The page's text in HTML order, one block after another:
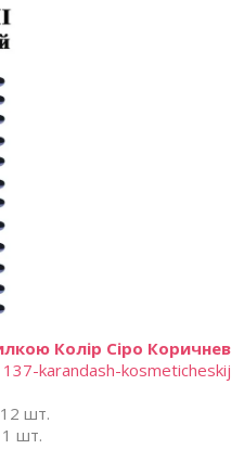
Колір Сіро
karandash-
шт.
1 шт.